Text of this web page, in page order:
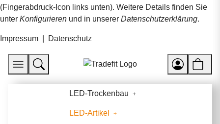
(Fingerabdruck-Icon links unten). Weitere Details finden Sie
unter Konfigurieren und in unserer Datenschutzerklärung.
Impressum Datenschutz
LED-Trockenbau
LED-Artikel